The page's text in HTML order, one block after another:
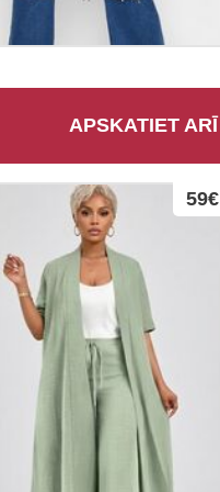
APSKATIET ARĪ
59€